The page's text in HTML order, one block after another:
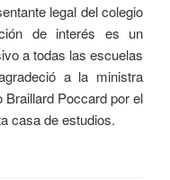
legal del colegio
de interés es un
a todas las escuelas
a la ministra
Poccard por el
casa de estudios.